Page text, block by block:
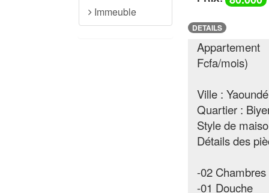
Immeuble
DETAILS
Fcfa/mois)
Ville : Yaoundé
Quartier :
Style de
Détails des
-02 Chambres
-01 Douche